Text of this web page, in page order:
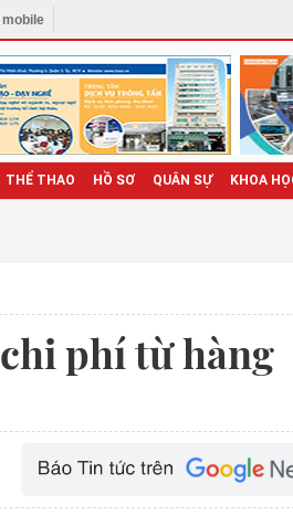
THỂ THAO HỒ SƠ QUÂN SỰ KHOA
phí từ hàng